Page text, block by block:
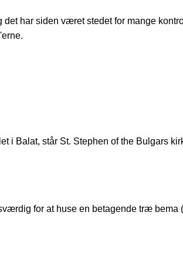
har siden været stedet for mange
i Balat, står St. Stephen of the Bulgars
for at huse en betagende træ